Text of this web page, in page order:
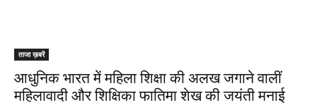
ताजा ख़बरें
आधुनिक भारत में महिला शिक्षा की अलख जगाने वालीं
महिलावादी और शिक्षिका फातिमा शेख की जयंती मनाई